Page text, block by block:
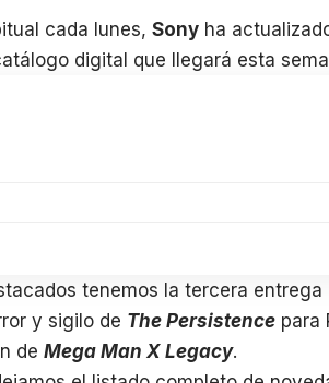
cada lunes, Sony ha
digital que llegará esta
tenemos la tercera
y sigilo de The Persistence para
de Mega Man X Legacy.